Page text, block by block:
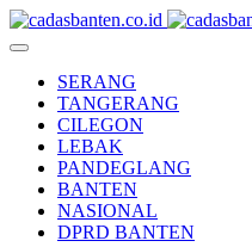
SERANG
TANGERANG
CILEGON
LEBAK
PANDEGLANG
BANTEN
NASIONAL
DPRD BANTEN